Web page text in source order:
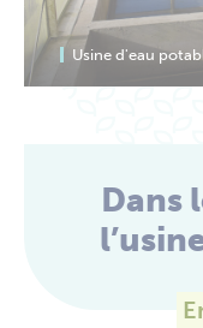
Usine d'eau
Dans